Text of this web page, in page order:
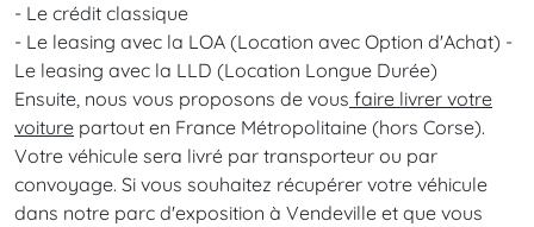
- Le crédit classique
- Le leasing avec la LOA (Location avec Option d'Achat) -
Le leasing avec la LLD (Location Longue Durée)
Ensuite, nous vous proposons de vous faire livrer votre
voiture partout en France Métropolitaine (hors Corse).
Votre véhicule sera livré par transporteur ou par
convoyage. Si vous souhaitez récupérer votre véhicule
dans notre parc d'exposition à Vendeville et que vous